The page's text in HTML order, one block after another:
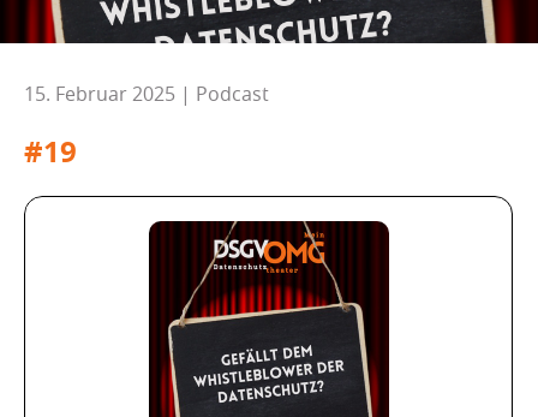
15. Februar 2025 | Podcast
#19